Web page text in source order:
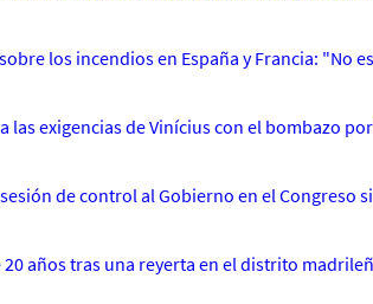
los incendios en España y Francia: "No
las exigencias de Vinícius con el bombazo
de control al Gobierno en el Congreso
años tras una reyerta en el distrito